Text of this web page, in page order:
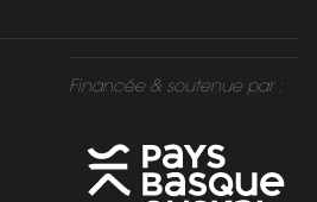
Financée & soutenue par :